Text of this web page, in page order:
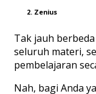
2. Zenius
Tak jauh
seluruh materi,
pembelajaran
Nah, bagi Anda